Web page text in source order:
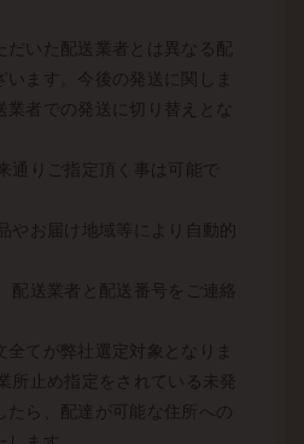
いた配送業者とは異なる配
います。今後の発送に関しま
業者での発送に切り替えとな
通りご指定頂く事は可能で
やお届け地域等により自動的
配送業者と配送番号をご連絡
全てが弊社選定対象となりま
所止め指定をされている未発
たら、配達が可能な住所への